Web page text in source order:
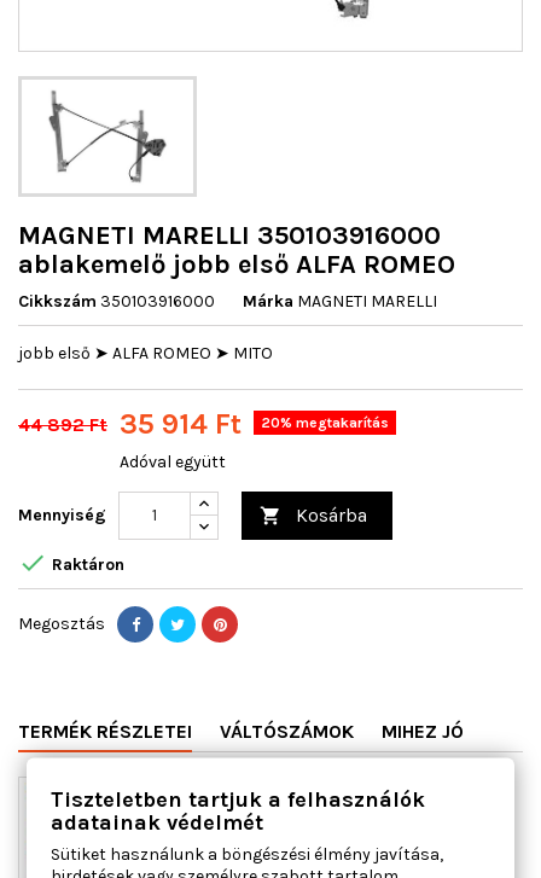
MAGNETI MARELLI 350103916000
ablakemelő jobb első ALFA ROMEO
Cikkszám 350103916000 Márka MAGNETI MARELLI
jobb első ➤ ALFA ROMEO ➤ MITO
44 892 Ft 35 914 Ft 20% megtakarítás
Adóval együtt
Mennyiség  Kosárba
 Raktáron
Megosztás
TERMÉK RÉSZLETEI VÁLTÓSZÁMOK MIHEZ JÓ
Tiszteletben tartjuk a felhasználók
adatainak védelmét
Sütiket használunk a böngészési élmény javítása,